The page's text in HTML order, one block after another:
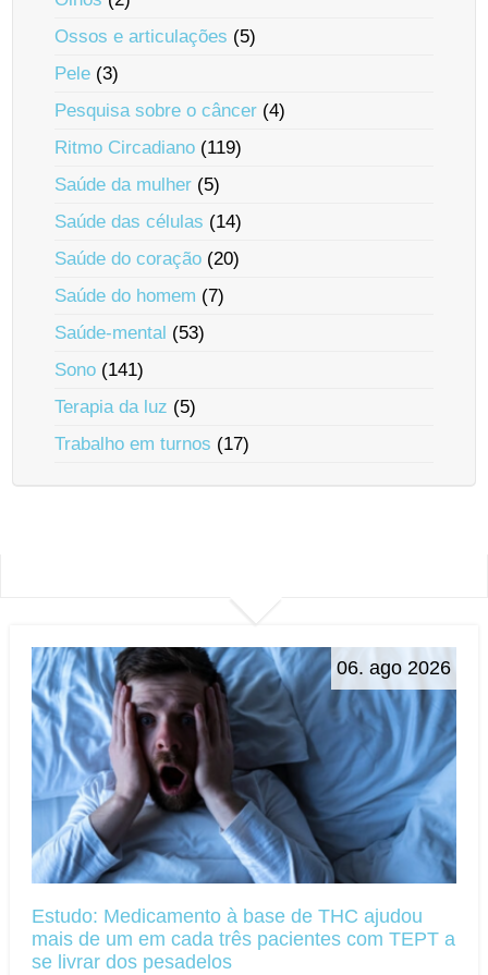
Ossos e articulações (5)
Pele (3)
Pesquisa sobre o câncer (4)
Ritmo Circadiano (119)
Saúde da mulher (5)
Saúde das células (14)
Saúde do coração (20)
Saúde do homem (7)
Saúde-mental (53)
Sono (141)
Terapia da luz (5)
Trabalho em turnos (17)
06. ago 2026
Estudo: Medicamento à base de THC ajudou
mais de um em cada três pacientes com TEPT a
se livrar dos pesadelos